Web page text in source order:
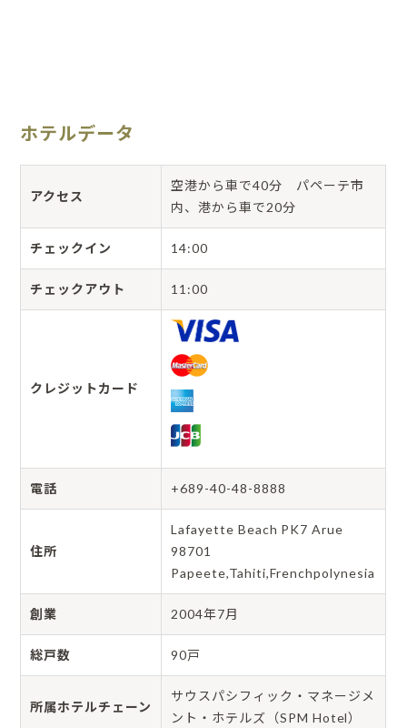
ホテルデータ
アクセス
空港から車で40分 パペーテ市
内、港から車で20分
チェックイン 14:00
チェックアウト 11:00
クレジットカード
電話 +689-40-48-8888
住所
Lafayette Beach PK7 Arue
98701
Papeete,Tahiti,Frenchpolynesia
創業 2004年7月
総戸数 90戸
所属ホテルチェーン
サウスパシフィック・マネージメ
ント・ホテルズ（SPM Hotel）